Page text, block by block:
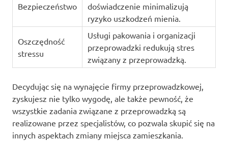
Bezpieczeństwo
doświadczenie minimalizują
ryzyko uszkodzeń mienia.
Oszczędność
stressu
Usługi pakowania i organizacji
przeprowadzki redukują stres
związany z przeprowadzką.
Decydując się na wynajęcie firmy przeprowadzkowej,
zyskujesz nie tylko wygodę, ale także pewność, że
wszystkie zadania związane z przeprowadzką są
realizowane przez specjalistów, co pozwala skupić się na
innych aspektach zmiany miejsca zamieszkania.